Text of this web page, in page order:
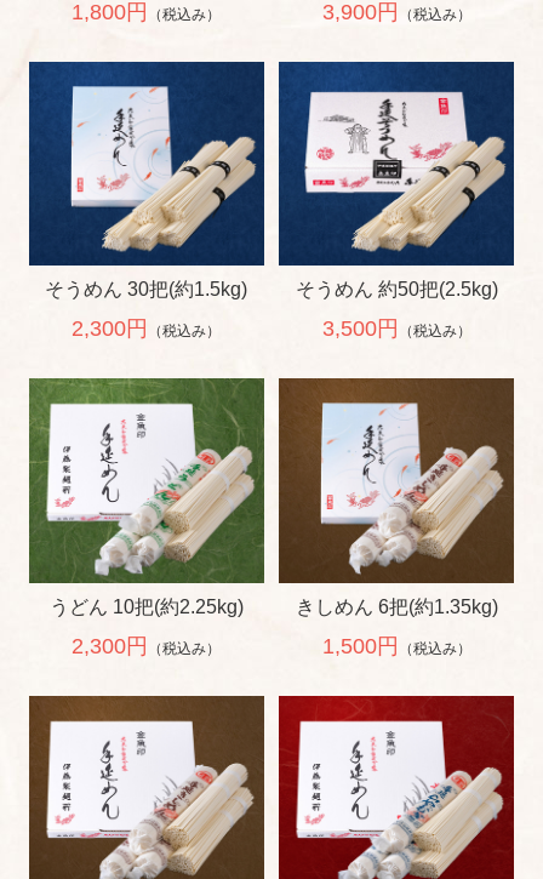
1,800円 （税込み） 3,900円 （税込み）
そうめん 30把(約1.5kg)
2,300円 （税込み）
そうめん 約50把(2.5kg)
3,500円 （税込み）
うどん 10把(約2.25kg)
2,300円 （税込み）
きしめん 6把(約1.35kg)
1,500円 （税込み）